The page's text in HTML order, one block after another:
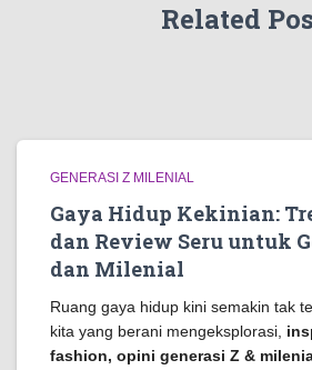
Related
GENERASI Z MILENIAL
Gaya Hidup Kekinian:
dan Review Seru untuk
dan Milenial
Ruang gaya hidup kini semakin tak
kita yang berani mengeksplorasi,
fashion, opini generasi Z &